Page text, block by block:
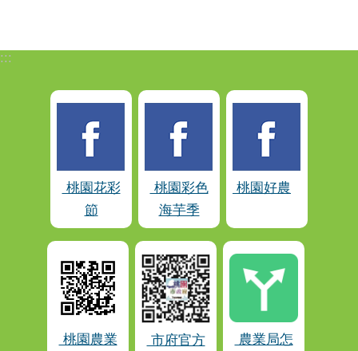
:::
桃園花彩
節
桃園彩色
海芋季
桃園好農
桃園農業 市府官方 農業局怎